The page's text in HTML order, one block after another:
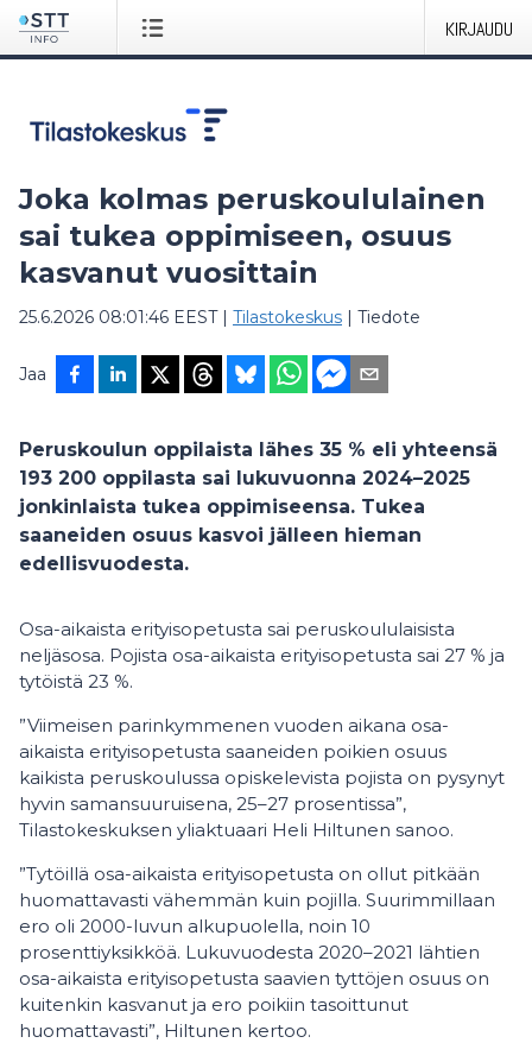
KIRJAUDU
Joka kolmas peruskoululainen
sai tukea oppimiseen, osuus
kasvanut vuosittain
25.6.2026 08:01:46 EEST| Tilastokeskus | Tiedote
Jaa
Peruskoulun oppilaista lähes 35 % eli yhteensä
193 200 oppilasta sai lukuvuonna 2024–2025
jonkinlaista tukea oppimiseensa. Tukea
saaneiden osuus kasvoi jälleen hieman
edellisvuodesta.
Osa-aikaista erityisopetusta sai peruskoululaisista
neljäsosa. Pojista osa-aikaista erityisopetusta sai 27 % ja
tytöistä 23 %.
”Viimeisen parinkymmenen vuoden aikana osa-
aikaista erityisopetusta saaneiden poikien osuus
kaikista peruskoulussa opiskelevista pojista on pysynyt
hyvin samansuuruisena, 25–27 prosentissa”,
Tilastokeskuksen yliaktuaari Heli Hiltunen sanoo.
”Tytöillä osa-aikaista erityisopetusta on ollut pitkään
huomattavasti vähemmän kuin pojilla. Suurimmillaan
ero oli 2000-luvun alkupuolella, noin 10
prosenttiyksikköä. Lukuvuodesta 2020–2021 lähtien
osa-aikaista erityisopetusta saavien tyttöjen osuus on
kuitenkin kasvanut ja ero poikiin tasoittunut
huomattavasti”, Hiltunen kertoo.